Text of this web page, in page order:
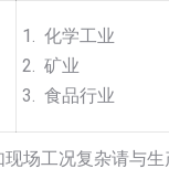
1. 化学工业
2. 矿业
3. 食品行业
场工况复杂请与生